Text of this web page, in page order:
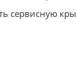
сервисную